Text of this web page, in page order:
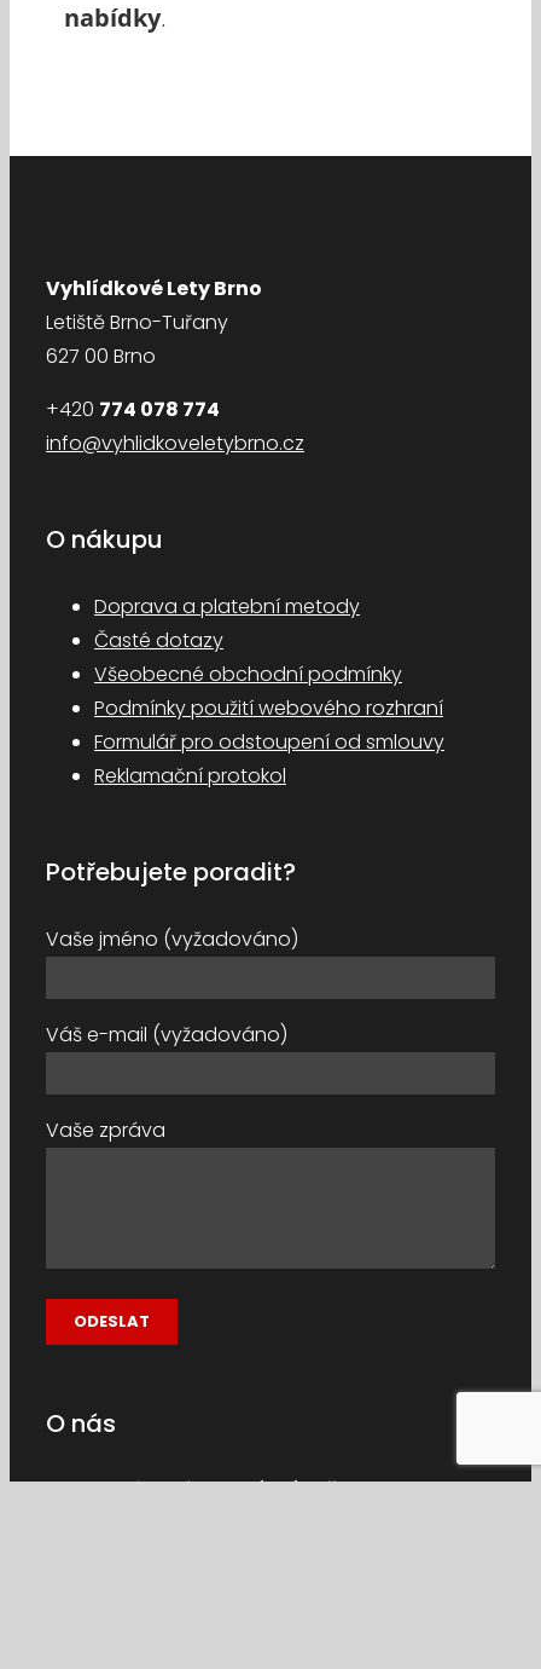
nabídky.
Vyhlídkové Lety Brno
Letiště Brno-Tuřany
627 00 Brno
+420 774 078 774
info@vyhlidkoveletybrno.cz
O nákupu
Doprava a platební metody
Časté dotazy
Všeobecné obchodní podmínky
Podmínky použití webového rozhraní
Formulář pro odstoupení od smlouvy
Reklamační protokol
Potřebujete poradit?
Vaše jméno (vyžadováno)
Váš e-mail (vyžadováno)
Vaše zpráva
O nás
Co je našímtajemstvím úspěchu?